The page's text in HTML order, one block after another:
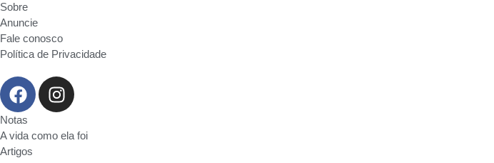
Sobre
Anuncie
Fale conosco
Política de Privacidade
Notas
A vida como ela foi
Artigos